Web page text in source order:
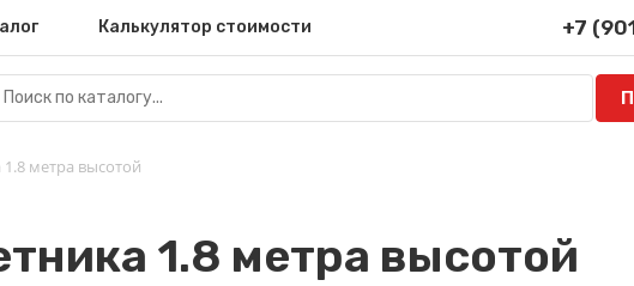
Калькулятор стоимости +7
метра высотой
1.8 метра высотой